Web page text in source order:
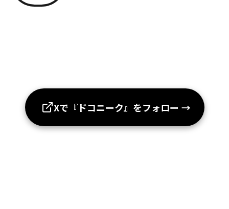
Xで『ドコニーク』をフォロー →